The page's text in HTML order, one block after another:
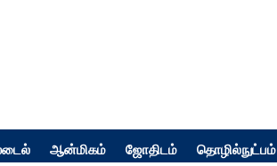
ஆன்மிகம் ஜோதிடம் தொழில்நுட்பம்